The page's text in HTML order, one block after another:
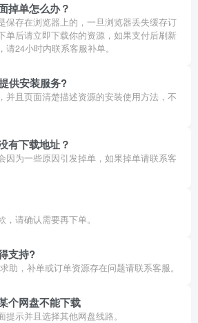
掉单怎么办？
保存在浏览器上的，一旦浏览器丢失缓存订
单后请立即下载你的资源，如果支付后刷新
24小时内联系客服补单。
供安装服务?
并且页面清楚描述资源的安装使用方法，不
有下载地址？
因为一些原因引发掉单，如果掉单请联系客
请确认需要再下单。
支持?
助，补单或订单资源存在问题请联系客服。
个网盘不能下载
示并且选择其他网盘线路。